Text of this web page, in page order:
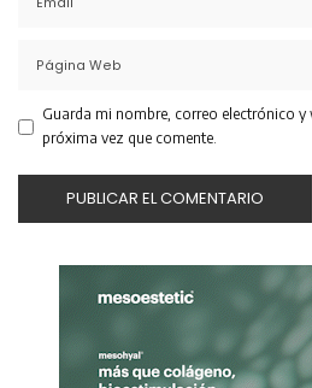
Guarda mi nombre, correo electrónico y
próxima vez que comente.